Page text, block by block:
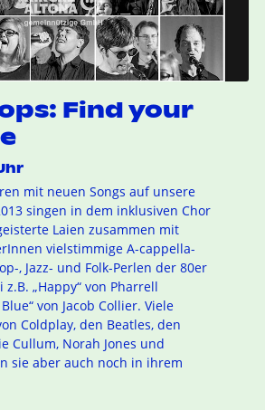
Find your
mit neuen Songs auf unsere
singen in dem inklusiven Chor
Laien zusammen mit
vielstimmige A-cappella-
, Jazz- und Folk-Perlen der 80er
„Happy“ von Pharrell
von Jacob Collier. Viele
Coldplay, den Beatles, den
Cullum, Norah Jones und
sie aber auch noch in ihrem